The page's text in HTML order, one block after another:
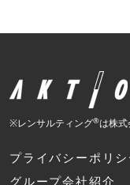
※レンサルティング®は株
プライバシーポリシ
グループ会社紹介